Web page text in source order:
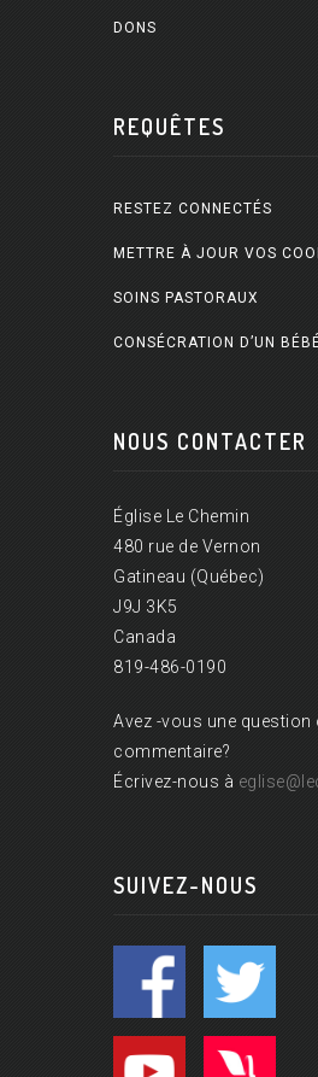
DONS
REQUÊTES
RESTEZ CONNECTÉS
METTRE À JOUR VOS
SOINS PASTORAUX
CONSÉCRATION D’UN
NOUS CONTACTER
Église Le Chemin
480 rue de Vernon
Gatineau (Québec)
J9J 3K5
Canada
819-486-0190
Avez -vous une question
commentaire?
Écrivez-nous à
SUIVEZ-NOUS